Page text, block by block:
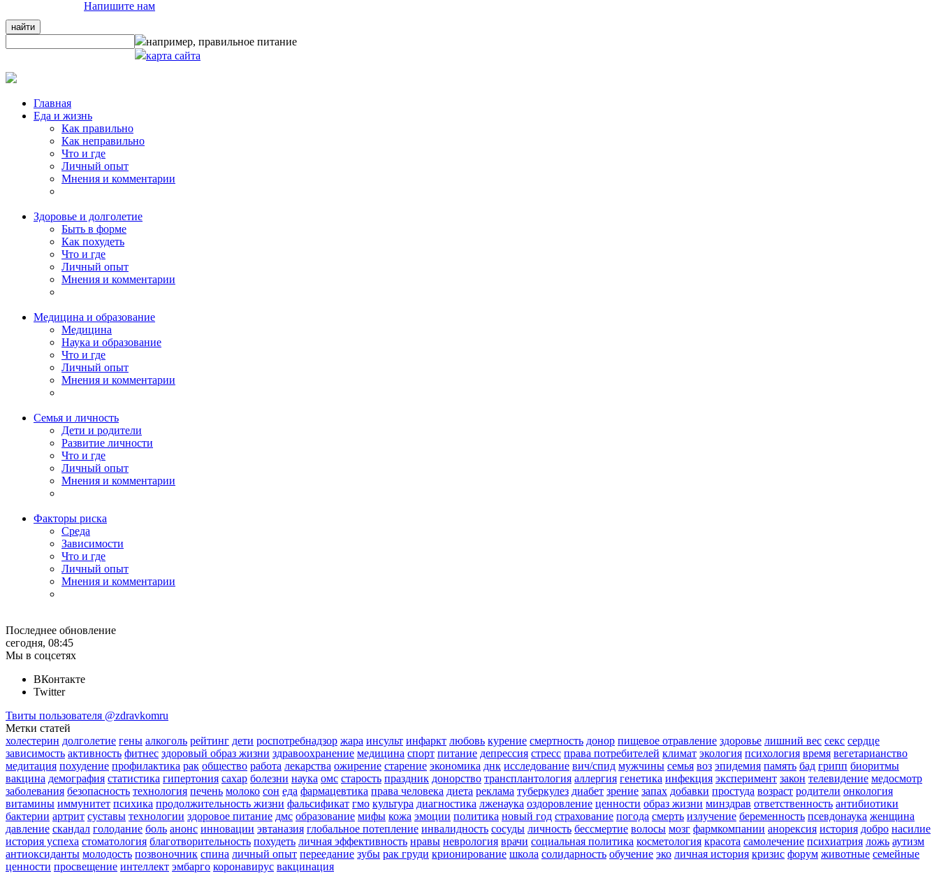
Напишите нам
например, правильное питание
карта сайта
Главная
Еда и жизнь
Как правильно
Как неправильно
Что и где
Личный опыт
Мнения и комментарии
Здоровье и долголетие
Быть в форме
Как похудеть
Что и где
Личный опыт
Мнения и комментарии
Медицина и образование
Медицина
Наука и образование
Что и где
Личный опыт
Мнения и комментарии
Семья и личность
Дети и родители
Развитие личности
Что и где
Личный опыт
Мнения и комментарии
Факторы риска
Среда
Зависимости
Что и где
Личный опыт
Мнения и комментарии
Последнее обновление
сегодня, 08:45
Мы в соцсетях
ВКонтакте
Twitter
Твиты пользователя @zdravkomru
Метки статей
холестерин долголетие гены алкоголь рейтинг дети роспотребнадзор жара инсульт инфаркт любовь курение смертность донор пищевое отравление здоровье лишний вес секс сердце
зависимость активность фитнес здоровый образ жизни здравоохранение медицина спорт питание депрессия стресс права потребителей климат экология психология время вегетарианство
медитация похудение профилактика рак общество работа лекарства ожирение старение экономика днк исследование вич/спид мужчины семья воз эпидемия память бад грипп биоритмы
вакцина демография статистика гипертония сахар болезни наука омс старость праздник донорство трансплантология аллергия генетика инфекция эксперимент закон телевидение медосмотр
заболевания безопасность технология печень молоко сон еда фармацевтика права человека диета реклама туберкулез диабет зрение запах добавки простуда возраст родители онкология
витамины иммунитет психика продолжительность жизни фальсификат гмо культура диагностика лженаука оздоровление ценности образ жизни минздрав ответственность антибиотики
бактерии артрит суставы технологии здоровое питание дмс образование мифы кожа эмоции политика новый год страхование погода смерть излучение беременность псевдонаука женщина
давление скандал голодание боль анонс инновации эвтаназия глобальное потепление инвалидность сосуды личность бессмертие волосы мозг фармкомпании анорексия история добро насилие
история успеха стоматология благотворительность похудеть личная эффективность нравы неврология врачи социальная политика косметология красота самолечение психиатрия ложь аутизм
антиоксиданты молодость позвоночник спина личный опыт переедание зубы рак груди крионирование школа солидарность обучение эко личная история кризис форум животные семейные
ценности просвещение интеллект эмбарго коронавирус вакцинация